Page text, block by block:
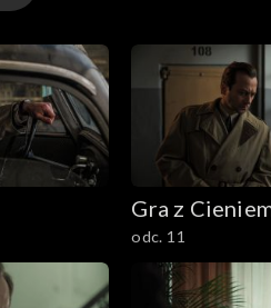
Gra z
odc. 11